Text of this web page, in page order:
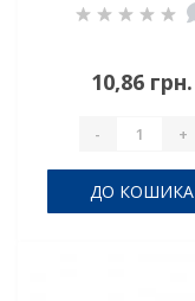
10,86 грн.
- +
ДО КОШИКА